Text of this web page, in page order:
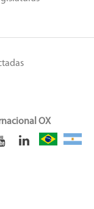
OX